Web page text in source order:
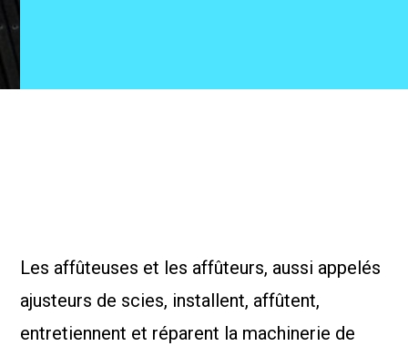
Les affûteuses et les affûteurs, aussi appelés
ajusteurs de scies, installent, affûtent,
entretiennent et réparent la machinerie de